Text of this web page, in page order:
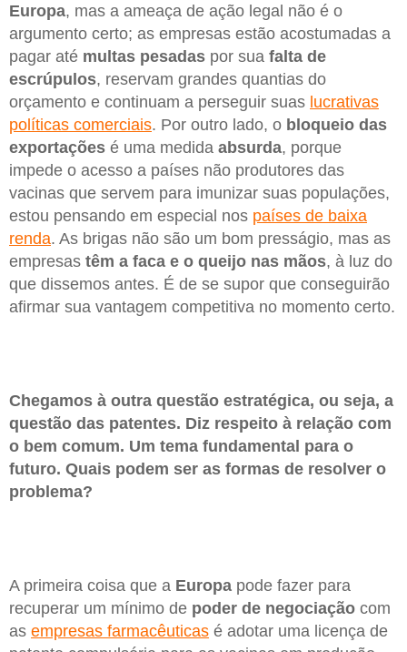
Europa, mas a ameaça de ação legal não é o
argumento certo; as empresas estão acostumadas a
pagar até multas pesadas por sua falta de
escrúpulos, reservam grandes quantias do
orçamento e continuam a perseguir suas lucrativas
políticas comerciais. Por outro lado, o bloqueio das
exportações é uma medida absurda, porque
impede o acesso a países não produtores das
vacinas que servem para imunizar suas populações,
estou pensando em especial nos países de baixa
renda. As brigas não são um bom presságio, mas as
empresas têm a faca e o queijo nas mãos, à luz do
que dissemos antes. É de se supor que conseguirão
afirmar sua vantagem competitiva no momento certo.
Chegamos à outra questão estratégica, ou seja, a
questão das patentes. Diz respeito à relação com
o bem comum. Um tema fundamental para o
futuro. Quais podem ser as formas de resolver o
problema?
A primeira coisa que a Europa pode fazer para
recuperar um mínimo de poder de negociação com
as empresas farmacêuticas é adotar uma licença de